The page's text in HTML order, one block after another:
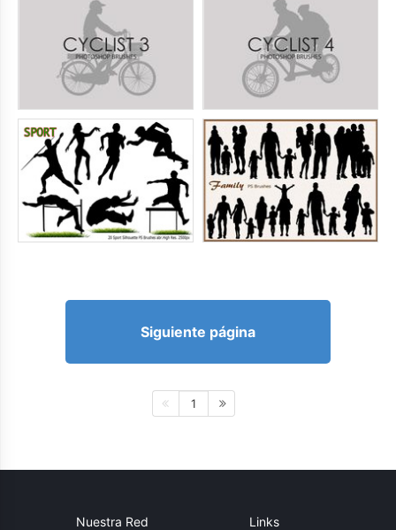
Siguiente página
1
Nuestra Red Links